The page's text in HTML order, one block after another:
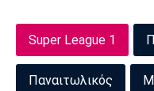
Super League 1
Παναιτωλικός